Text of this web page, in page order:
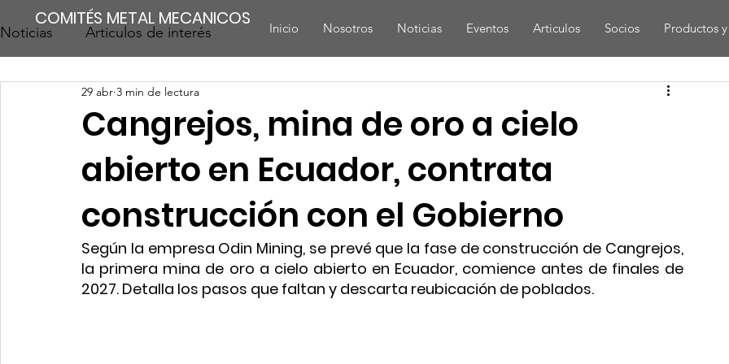
COMITÉS METAL MECANICOS Inicio Nosotros Noticias Eventos Articulos Socios Productos
Noticias Articulos de interés
Cangrejos, mina de oro a cielo
abierto en Ecuador, contrata
construcción con el Gobierno
29 abr 3 min de lectura
Según la empresa Odin Mining, se prevé que la fase de construcción de Cangrejos,
la primera mina de oro a cielo abierto en Ecuador, comience antes de finales de
2027. Detalla los pasos que faltan y descarta reubicación de poblados.